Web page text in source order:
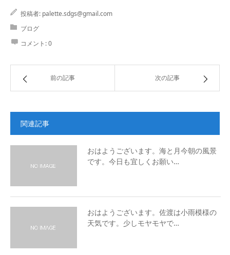
投稿者: palette.sdgs@gmail.com
ブログ
コメント:0
前の記事 次の記事
関連記事
おはようございます。海と月今朝の風景
です。今日も宜しくお願い…
おはようございます。佐渡は小雨模様の
天気です。少しモヤモヤで…